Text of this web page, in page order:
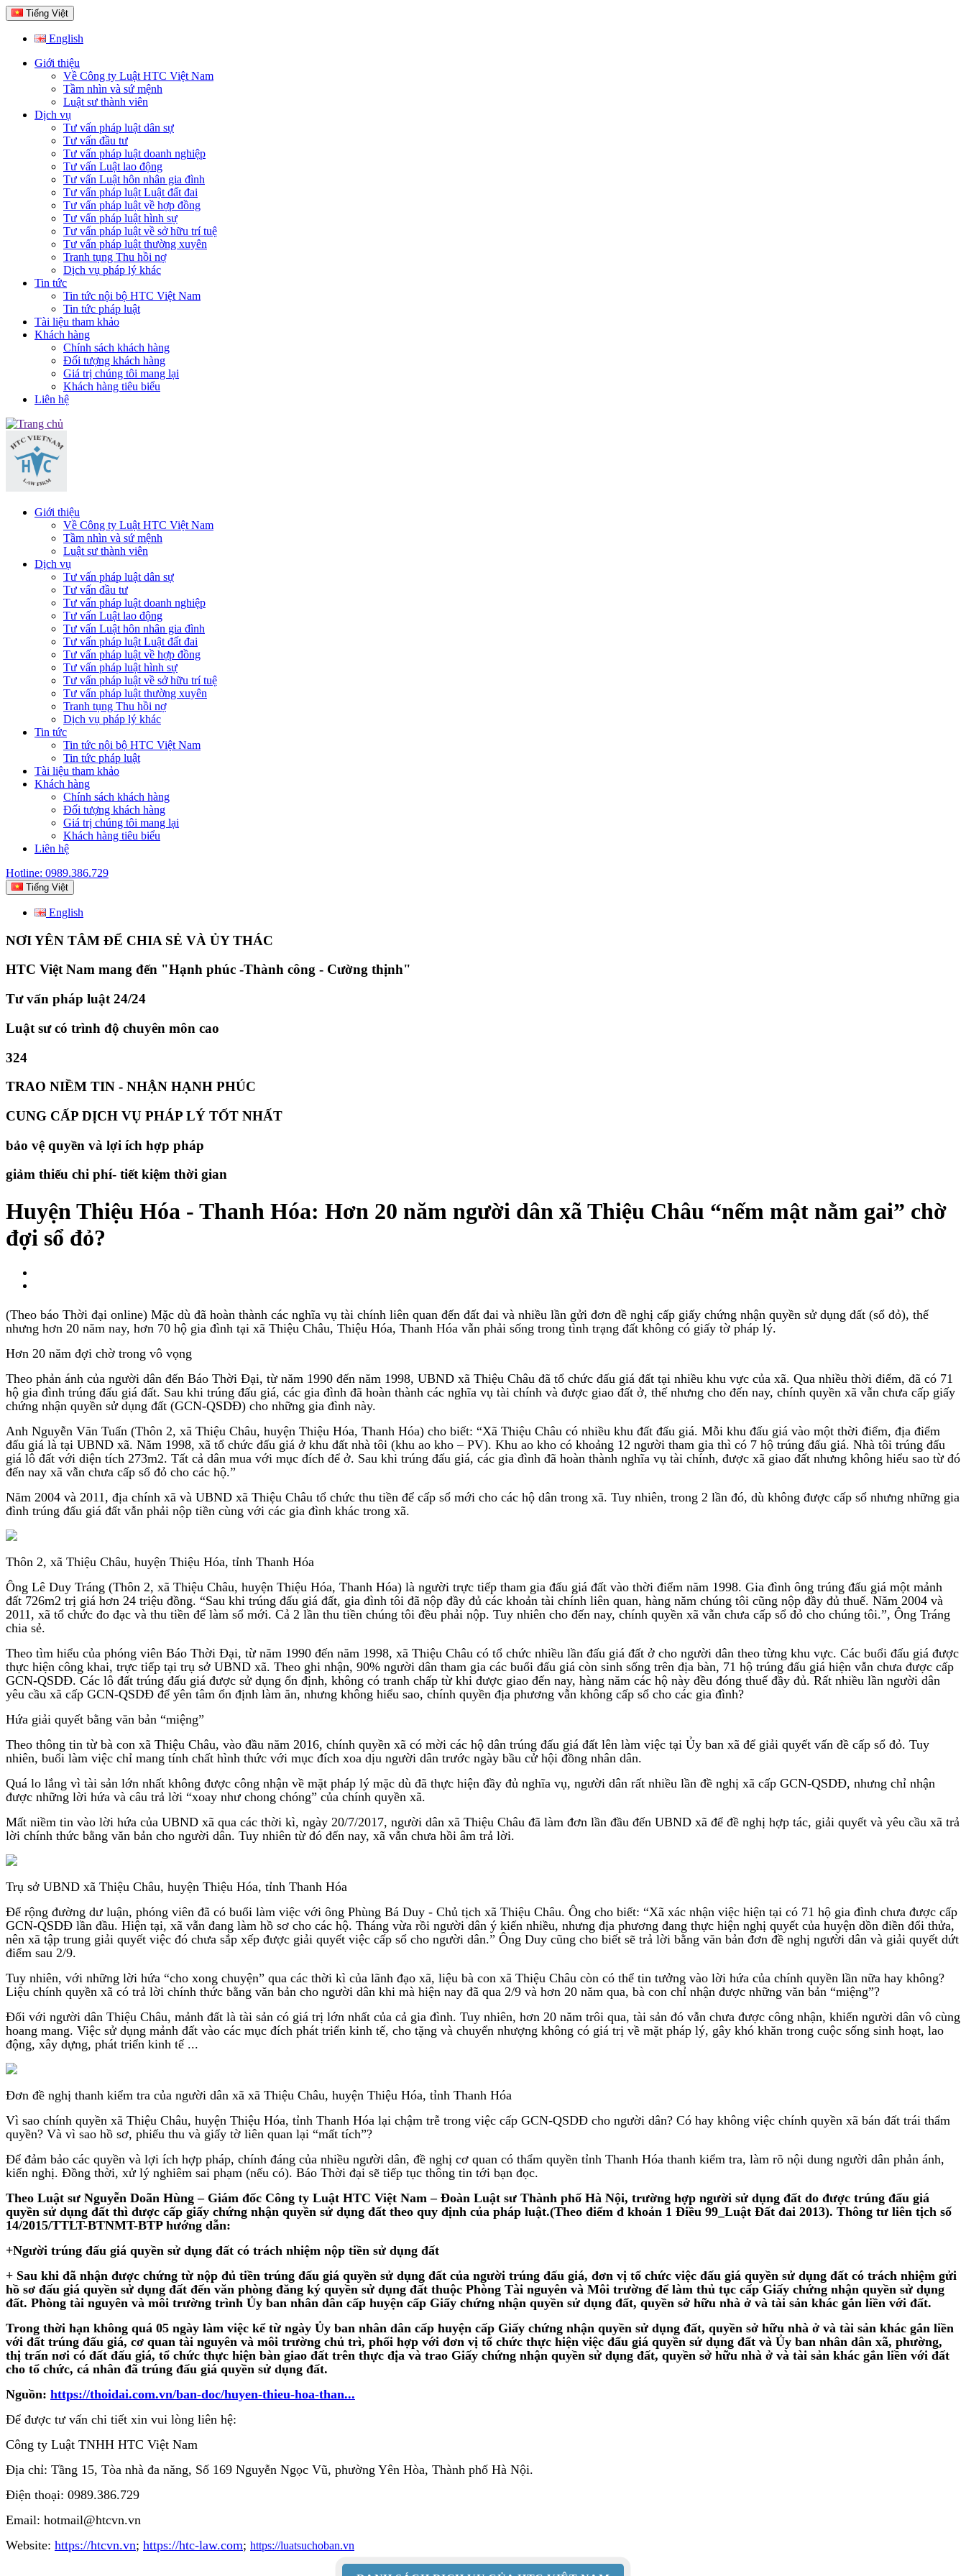
Tiếng Việt
English
Giới thiệu
Về Công ty Luật HTC Việt Nam
Tầm nhìn và sứ mệnh
Luật sư thành viên
Dịch vụ
Tư vấn pháp luật dân sự
Tư vấn đầu tư
Tư vấn pháp luật doanh nghiệp
Tư vấn Luật lao động
Tư vấn Luật hôn nhân gia đình
Tư vấn pháp luật Luật đất đai
Tư vấn pháp luật về hợp đồng
Tư vấn pháp luật hình sự
Tư vấn pháp luật về sở hữu trí tuệ
Tư vấn pháp luật thường xuyên
Tranh tụng Thu hồi nợ
Dịch vụ pháp lý khác
Tin tức
Tin tức nội bộ HTC Việt Nam
Tin tức pháp luật
Tài liệu tham khảo
Khách hàng
Chính sách khách hàng
Đối tượng khách hàng
Giá trị chúng tôi mang lại
Khách hàng tiêu biểu
Liên hệ
Giới thiệu
Về Công ty Luật HTC Việt Nam
Tầm nhìn và sứ mệnh
Luật sư thành viên
Dịch vụ
Tư vấn pháp luật dân sự
Tư vấn đầu tư
Tư vấn pháp luật doanh nghiệp
Tư vấn Luật lao động
Tư vấn Luật hôn nhân gia đình
Tư vấn pháp luật Luật đất đai
Tư vấn pháp luật về hợp đồng
Tư vấn pháp luật hình sự
Tư vấn pháp luật về sở hữu trí tuệ
Tư vấn pháp luật thường xuyên
Tranh tụng Thu hồi nợ
Dịch vụ pháp lý khác
Tin tức
Tin tức nội bộ HTC Việt Nam
Tin tức pháp luật
Tài liệu tham khảo
Khách hàng
Chính sách khách hàng
Đối tượng khách hàng
Giá trị chúng tôi mang lại
Khách hàng tiêu biểu
Liên hệ
Hotline: 0989.386.729
Tiếng Việt
English
NƠI YÊN TÂM ĐỂ CHIA SẺ VÀ ỦY THÁC
HTC Việt Nam mang đến "Hạnh phúc -Thành công - Cường thịnh"
Tư vấn pháp luật 24/24
Luật sư có trình độ chuyên môn cao
324
TRAO NIỀM TIN - NHẬN HẠNH PHÚC
CUNG CẤP DỊCH VỤ PHÁP LÝ TỐT NHẤT
bảo vệ quyền và lợi ích hợp pháp
giảm thiếu chi phí- tiết kiệm thời gian
Huyện Thiệu Hóa - Thanh Hóa: Hơn 20 năm người dân xã Thiệu Châu “nếm mật nằm gai” chờ
đợi sổ đỏ?
(Theo báo Thời đại online) Mặc dù đã hoàn thành các nghĩa vụ tài chính liên quan đến đất đai và nhiều lần gửi đơn đề nghị cấp giấy chứng nhận quyền sử dụng đất (sổ đỏ), thế
nhưng hơn 20 năm nay, hơn 70 hộ gia đình tại xã Thiệu Châu, Thiệu Hóa, Thanh Hóa vẫn phải sống trong tình trạng đất không có giấy tờ pháp lý.
Hơn 20 năm đợi chờ trong vô vọng
Theo phản ánh của người dân đến Báo Thời Đại, từ năm 1990 đến năm 1998, UBND xã Thiệu Châu đã tổ chức đấu giá đất tại nhiều khu vực của xã. Qua nhiều thời điểm, đã có 71
hộ gia đình trúng đấu giá đất. Sau khi trúng đấu giá, các gia đình đã hoàn thành các nghĩa vụ tài chính và được giao đất ở, thế nhưng cho đến nay, chính quyền xã vẫn chưa cấp giấy
chứng nhận quyền sử dụng đất (GCN-QSDĐ) cho những gia đình này.
Anh Nguyễn Văn Tuấn (Thôn 2, xã Thiệu Châu, huyện Thiệu Hóa, Thanh Hóa) cho biết: “Xã Thiệu Châu có nhiều khu đất đấu giá. Mỗi khu đấu giá vào một thời điểm, địa điểm
đấu giá là tại UBND xã. Năm 1998, xã tổ chức đấu giá ở khu đất nhà tôi (khu ao kho – PV). Khu ao kho có khoảng 12 người tham gia thì có 7 hộ trúng đấu giá. Nhà tôi trúng đấu
giá lô đất với diện tích 273m2. Tất cả dân mua với mục đích để ở. Sau khi trúng đấu giá, các gia đình đã hoàn thành nghĩa vụ tài chính, được xã giao đất nhưng không hiểu sao từ đó
đến nay xã vẫn chưa cấp sổ đỏ cho các hộ.”
Năm 2004 và 2011, địa chính xã và UBND xã Thiệu Châu tổ chức thu tiền để cấp sổ mới cho các hộ dân trong xã. Tuy nhiên, trong 2 lần đó, dù không được cấp sổ nhưng những gia
đình trúng đấu giá đất vẫn phải nộp tiền cùng với các gia đình khác trong xã.
Thôn 2, xã Thiệu Châu, huyện Thiệu Hóa, tỉnh Thanh Hóa
Ông Lê Duy Tráng (Thôn 2, xã Thiệu Châu, huyện Thiệu Hóa, Thanh Hóa) là người trực tiếp tham gia đấu giá đất vào thời điểm năm 1998. Gia đình ông trúng đấu giá một mảnh
đất 726m2 trị giá hơn 24 triệu đồng. “Sau khi trúng đấu giá đất, gia đình tôi đã nộp đầy đủ các khoản tài chính liên quan, hàng năm chúng tôi cũng nộp đầy đủ thuế. Năm 2004 và
2011, xã tổ chức đo đạc và thu tiền để làm sổ mới. Cả 2 lần thu tiền chúng tôi đều phải nộp. Tuy nhiên cho đến nay, chính quyền xã vẫn chưa cấp sổ đỏ cho chúng tôi.”, Ông Tráng
chia sẻ.
Theo tìm hiểu của phóng viên Báo Thời Đại, từ năm 1990 đến năm 1998, xã Thiệu Châu có tổ chức nhiều lần đấu giá đất ở cho người dân theo từng khu vực. Các buổi đấu giá được
thực hiện công khai, trực tiếp tại trụ sở UBND xã. Theo ghi nhận, 90% người dân tham gia các buổi đấu giá còn sinh sống trên địa bàn, 71 hộ trúng đấu giá hiện vẫn chưa được cấp
GCN-QSDĐ. Các lô đất trúng đấu giá được sử dụng ổn định, không có tranh chấp từ khi được giao đến nay, hàng năm các hộ này đều đóng thuế đầy đủ. Rất nhiều lần người dân
yêu cầu xã cấp GCN-QSDĐ để yên tâm ổn định làm ăn, nhưng không hiểu sao, chính quyền địa phương vẫn không cấp sổ cho các gia đình?
Hứa giải quyết bằng văn bản “miệng”
Theo thông tin từ bà con xã Thiệu Châu, vào đầu năm 2016, chính quyền xã có mời các hộ dân trúng đấu giá đất lên làm việc tại Ủy ban xã để giải quyết vấn đề cấp sổ đỏ. Tuy
nhiên, buổi làm việc chỉ mang tính chất hình thức với mục đích xoa dịu người dân trước ngày bầu cử hội đồng nhân dân.
Quá lo lắng vì tài sản lớn nhất không được công nhận về mặt pháp lý mặc dù đã thực hiện đầy đủ nghĩa vụ, người dân rất nhiều lần đề nghị xã cấp GCN-QSDĐ, nhưng chỉ nhận
được những lời hứa và câu trả lời “xoay như chong chóng” của chính quyền xã.
Mất niềm tin vào lời hứa của UBND xã qua các thời kì, ngày 20/7/2017, người dân xã Thiệu Châu đã làm đơn lần đầu đến UBND xã để đề nghị hợp tác, giải quyết và yêu cầu xã trả
lời chính thức bằng văn bản cho người dân. Tuy nhiên từ đó đến nay, xã vẫn chưa hồi âm trả lời.
Trụ sở UBND xã Thiệu Châu, huyện Thiệu Hóa, tỉnh Thanh Hóa
Để rộng đường dư luận, phóng viên đã có buổi làm việc với ông Phùng Bá Duy - Chủ tịch xã Thiệu Châu. Ông cho biết: “Xã xác nhận việc hiện tại có 71 hộ gia đình chưa được cấp
GCN-QSDĐ lần đầu. Hiện tại, xã vẫn đang làm hồ sơ cho các hộ. Tháng vừa rồi người dân ý kiến nhiều, nhưng địa phương đang thực hiện nghị quyết của huyện dồn điền đổi thửa,
nên xã tập trung giải quyết việc đó chưa sắp xếp được giải quyết việc cấp sổ cho người dân.” Ông Duy cũng cho biết sẽ trả lời bằng văn bản đơn đề nghị người dân và giải quyết dứt
điểm sau 2/9.
Tuy nhiên, với những lời hứa “cho xong chuyện” qua các thời kì của lãnh đạo xã, liệu bà con xã Thiệu Châu còn có thể tin tưởng vào lời hứa của chính quyền lần nữa hay không?
Liệu chính quyền xã có trả lời chính thức bằng văn bản cho người dân khi mà hiện nay đã qua 2/9 và hơn 20 năm qua, bà con chỉ nhận được những văn bản “miệng”?
Đối với người dân Thiệu Châu, mảnh đất là tài sản có giá trị lớn nhất của cả gia đình. Tuy nhiên, hơn 20 năm trôi qua, tài sản đó vẫn chưa được công nhận, khiến người dân vô cùng
hoang mang. Việc sử dụng mảnh đất vào các mục đích phát triển kinh tế, cho tặng và chuyển nhượng không có giá trị về mặt pháp lý, gây khó khăn trong cuộc sống sinh hoạt, lao
động, xây dựng, phát triển kinh tế ...
Đơn đề nghị thanh kiểm tra của người dân xã xã Thiệu Châu, huyện Thiệu Hóa, tỉnh Thanh Hóa
Vì sao chính quyền xã Thiệu Châu, huyện Thiệu Hóa, tỉnh Thanh Hóa lại chậm trễ trong việc cấp GCN-QSDĐ cho người dân? Có hay không việc chính quyền xã bán đất trái thẩm
quyền? Và vì sao hồ sơ, phiếu thu và giấy tờ liên quan lại “mất tích”?
Để đảm bảo các quyền và lợi ích hợp pháp, chính đáng của nhiều người dân, đề nghị cơ quan có thẩm quyền tỉnh Thanh Hóa thanh kiểm tra, làm rõ nội dung người dân phản ánh,
kiến nghị. Đồng thời, xử lý nghiêm sai phạm (nếu có). Báo Thời đại sẽ tiếp tục thông tin tới bạn đọc.
Theo Luật sư Nguyễn Doãn Hùng – Giám đốc Công ty Luật HTC Việt Nam – Đoàn Luật sư Thành phố Hà Nội, trường hợp người sử dụng đất do được trúng đấu giá
quyền sử dụng đất thì được cấp giấy chứng nhận quyền sử dụng đất theo quy định của pháp luật.(Theo điểm đ khoản 1 Điều 99_Luật Đất đai 2013). Thông tư liên tịch số
14/2015/TTLT-BTNMT-BTP hướng dẫn:
+Người trúng đấu giá quyền sử dụng đất có trách nhiệm nộp tiền sử dụng đất
+ Sau khi đã nhận được chứng từ nộp đủ tiền trúng đấu giá quyền sử dụng đất của người trúng đấu giá, đơn vị tổ chức việc đấu giá quyền sử dụng đất có trách nhiệm gửi
hồ sơ đấu giá quyền sử dụng đất đến văn phòng đăng ký quyền sử dụng đất thuộc Phòng Tài nguyên và Môi trường để làm thủ tục cấp Giấy chứng nhận quyền sử dụng
đất. Phòng tài nguyên và môi trường trình Ủy ban nhân dân cấp huyện cấp Giấy chứng nhận quyền sử dụng đất, quyền sở hữu nhà ở và tài sản khác gắn liền với đất.
Trong thời hạn không quá 05 ngày làm việc kể từ ngày Ủy ban nhân dân cấp huyện cấp Giấy chứng nhận quyền sử dụng đất, quyền sở hữu nhà ở và tài sản khác gắn liền
với đất trúng đấu giá, cơ quan tài nguyên và môi trường chủ trì, phối hợp với đơn vị tổ chức thực hiện việc đấu giá quyền sử dụng đất và Ủy ban nhân dân xã, phường,
thị trấn nơi có đất đấu giá, tổ chức thực hiện bàn giao đất trên thực địa và trao Giấy chứng nhận quyền sử dụng đất, quyền sở hữu nhà ở và tài sản khác gắn liền với đất
cho tổ chức, cá nhân đã trúng đấu giá quyền sử dụng đất.
Nguồn: https://thoidai.com.vn/ban-doc/huyen-thieu-hoa-than...
Để được tư vấn chi tiết xin vui lòng liên hệ:
Công ty Luật TNHH HTC Việt Nam
Địa chỉ: Tầng 15, Tòa nhà đa năng, Số 169 Nguyễn Ngọc Vũ, phường Yên Hòa, Thành phố Hà Nội.
Điện thoại: 0989.386.729
Email: hotmail@htcvn.vn
Website: https://htcvn.vn; https://htc-law.com; https://luatsuchoban.vn